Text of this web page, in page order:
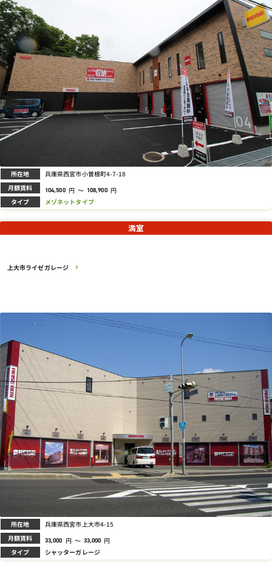
所在地 兵庫県西宮市小曽根町4-7-18
月額賃料 104,500 円 ～ 108,900 円
タイプ メゾネットタイプ
上大市ライゼガレージ
満室
所在地 兵庫県西宮市上大市4-15
月額賃料 33,000 円 ～ 33,000 円
タイプ シャッターガレージ